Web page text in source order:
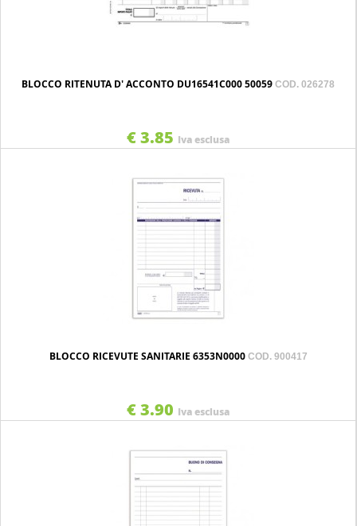
BLOCCO RITENUTA D' ACCONTO DU16541C000 50059 COD. 026278
€ 3.85 Iva esclusa
BLOCCO RICEVUTE SANITARIE 6353N0000 COD. 900417
€ 3.90 Iva esclusa